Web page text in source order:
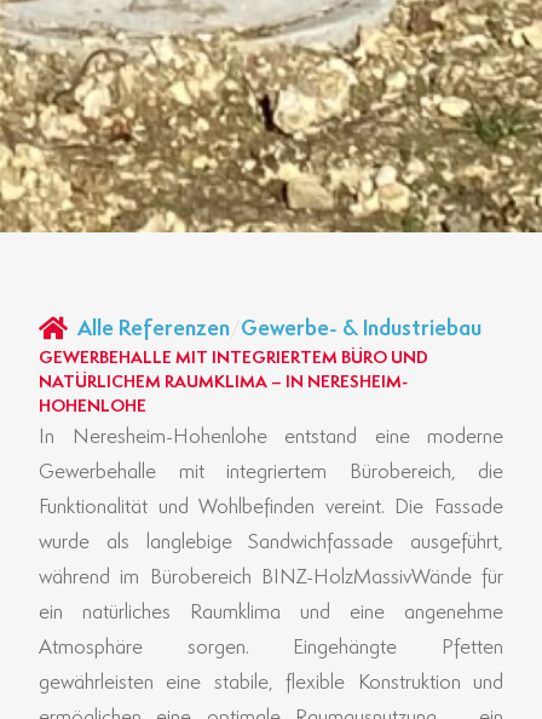
Alle Referenzen/Gewerbe- & Industriebau
GEWERBEHALLE MIT INTEGRIERTEM BÜRO UND
NATÜRLICHEM RAUMKLIMA – IN NERESHEIM-
HOHENLOHE
In Neresheim-Hohenlohe entstand eine moderne
Gewerbehalle mit integriertem Bürobereich, die
Funktionalität und Wohlbefinden vereint. Die Fassade
wurde als langlebige Sandwichfassade ausgeführt,
während im Bürobereich BINZ-HolzMassivWände für
ein natürliches Raumklima und eine angenehme
Atmosphäre sorgen. Eingehängte Pfetten
gewährleisten eine stabile, flexible Konstruktion und